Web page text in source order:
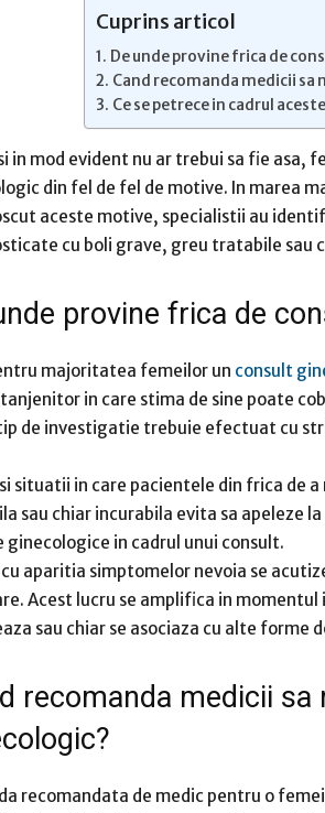
Cuprins articol
De unde provine frica de
Cand recomanda medicii sa
Ce se petrece in cadrul
in mod evident nu ar trebui sa fie asa,
din fel de fel de motive. In marea
aceste motive, specialistii au
cu boli grave, greu tratabile sau
provine frica de
majoritatea femeilor un consult
in care stima de sine poate
de investigatie trebuie efectuat cu
situatii in care pacientele din frica de
sau chiar incurabila evita sa apeleze
ginecologice in cadrul unui consult.
aparitia simptomelor nevoia se
Acest lucru se amplifica in
sau chiar se asociaza cu alte forme
recomanda medicii
recomandata de medic pentru o